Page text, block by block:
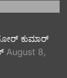
ಕಿಶೋರ್ ಕುಮಾರ್
August 8,